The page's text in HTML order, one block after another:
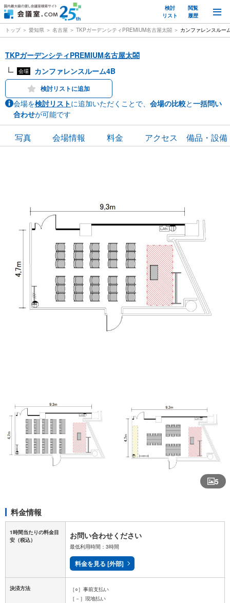
検討
リスト
閲覧
履歴
トップ 愛知県 名古屋 TKPガーデンシティPREMIUM名古屋太閤 カンファレンスルー
TKPガーデンシティPREMIUM名古屋太閤
会場 カンファレンスルーム4B
検討リストに追加
会場を検討リストに追加いただくことで、 会場の比較と一括問い
合わせが可能です
写真 会場情報 料金 アクセス 備品・設備
5
料金情報
1時間当たりの料金目
安 （税込） お問い合わせください
最低利用時間：3時間
料金を見る [外部]
決済方法
［○］事前支払い
［－］現地払い